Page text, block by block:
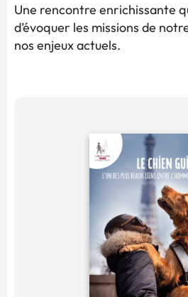
Une rencontre enrichissante
d’évoquer les missions de
nos enjeux actuels.